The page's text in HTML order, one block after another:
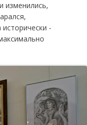
изменились,
-